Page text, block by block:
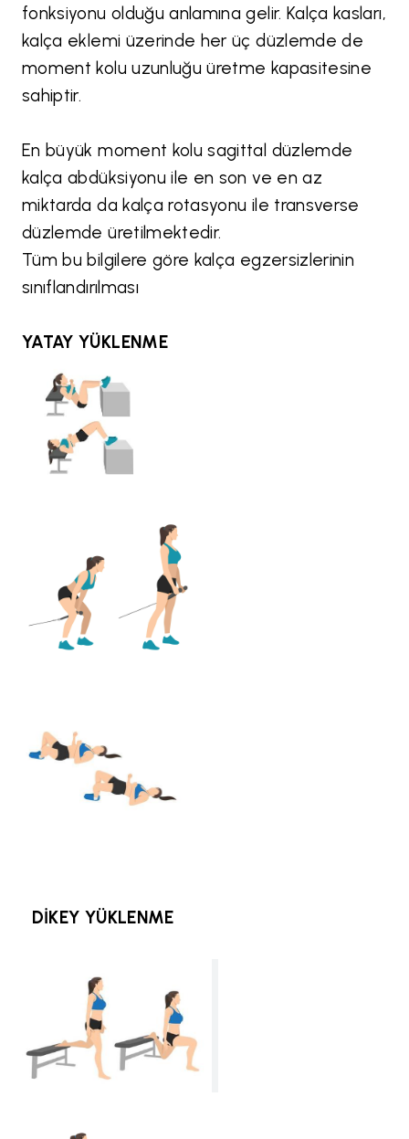
fonksiyonu olduğu anlamına gelir. Kalça kasları,
kalça eklemi üzerinde her üç düzlemde de
moment kolu uzunluğu üretme kapasitesine
sahiptir.
En büyük moment kolu sagittal düzlemde
kalça abdüksiyonu ile en son ve en az
miktarda da kalça rotasyonu ile transverse
düzlemde üretilmektedir.
Tüm bu bilgilere göre kalça egzersizlerinin
sınıflandırılması
YATAY YÜKLENME
DİKEY YÜKLENME